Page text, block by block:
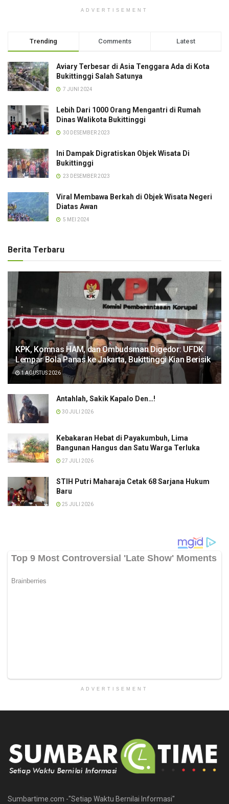
ADVERTISEMENT
Trending Comments Latest
Aviary Terbesar di Asia Tenggara Ada di Kota
Bukittinggi Salah Satunya
7 JUNI 2024
Lebih Dari 1000 Orang Mengantri di Rumah
Dinas Walikota Bukittinggi
30 DESEMBER 2023
Ini Dampak Digratiskan Objek Wisata Di
Bukittinggi
23 DESEMBER 2023
Viral Membawa Berkah di Objek Wisata Negeri
Diatas Awan
5 MEI 2024
Berita Terbaru
KPK, Komnas HAM, dan Ombudsman Digedor: UFDK
Lempar Bola Panas ke Jakarta, Bukittinggi Kian Berisik
1 AGUSTUS 2026
Antahlah, Sakik Kapalo Den…!
30 JULI 2026
Kebakaran Hebat di Payakumbuh, Lima
Bangunan Hangus dan Satu Warga Terluka
27 JULI 2026
STIH Putri Maharaja Cetak 68 Sarjana Hukum
Baru
25 JULI 2026
ADVERTISEMENT
Sumbartime.com -"Setiap Waktu Bernilai Informasi"